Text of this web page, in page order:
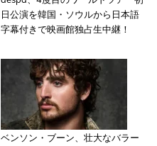
日公演を韓国・ソウルから日本語
字幕付きで映画館独占生中継！
ベンソン・ブーン、壮大なバラー